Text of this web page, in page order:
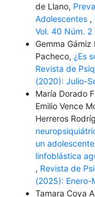
de Llano,
Adolescentes ,
Vol. 40 Núm.
Gemma
Pacheco, ¿Es
Revista de
(2020): Julio-
María Dorado
Emilio Vence
Herreros
un
linfoblástica
, Revista de
(2025): Enero-
Tamara Coya